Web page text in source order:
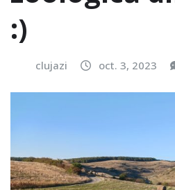
:)
clujazi oct. 3, 2023